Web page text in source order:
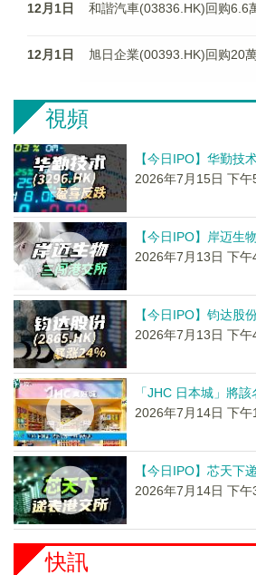
12月1日 和諧汽車(03836.HK)回购6.6
12月1日 旭日企業(00393.HK)回购20
視頻
【今日IPO】华勤技
2026年7月15日 下午
【今日IPO】岸迈生
2026年7月13日 下午
【今日IPO】钧达股
2026年7月13日 下午
「JHC 日本城」將
2026年7月14日 下午
【今日IPO】芯天下
2026年7月14日 下午
快訊